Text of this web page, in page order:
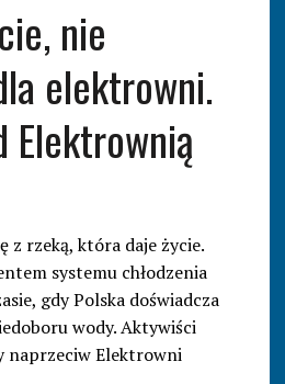
nie
elektrowni.
Elektrownią
z rzeką, która daje życie.
systemu chłodzenia
gdy Polska doświadcza
wody. Aktywiści
naprzeciw Elektrowni